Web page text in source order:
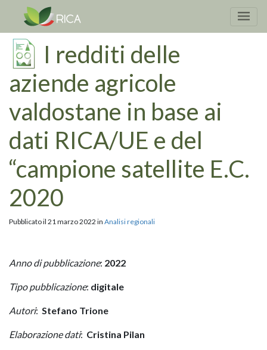
I redditi delle
aziende agricole
valdostane in base ai
dati RICA/UE e del
“campione satellite E.C.
2020
Pubblicato il 21 marzo 2022 in Analisi regionali
Anno di pubblicazione: 2022
Tipo pubblicazione: digitale
Autori: Stefano Trione
Elaborazione dati: Cristina Pilan